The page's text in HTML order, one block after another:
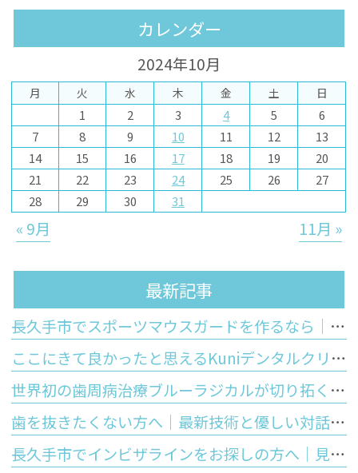
カレンダー
2024年10月
月 火 水 木 金 土 日
1 2 3 4 5
6
7
8 9 10 11 12
13
14
15 16 17 18 19
20
21
22 23 24 25 26
27
28
29 30 31
« 9月 11月 »
最新記事
長久手市でスポーツマウスガードを作るなら｜市販品との違いと歯科医院で作るオーダーメイドのメリット
ここにきて良かったと思えるKuniデンタルクリニックの特徴
世界初の歯周病治療ブルーラジカルが切り拓く「歯を残す」未来
歯を抜きたくない方へ｜最新技術と優しい対話で守るあなたの大切な歯
長久手市でインビザラインをお探しの方へ｜見た目の美しさと将来の歯の寿命を守る正しい噛み合わせの大切さ